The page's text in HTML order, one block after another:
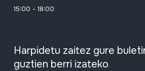
15:00 - 18:00
Harpidetu zaitez gure
guztien berri izateko